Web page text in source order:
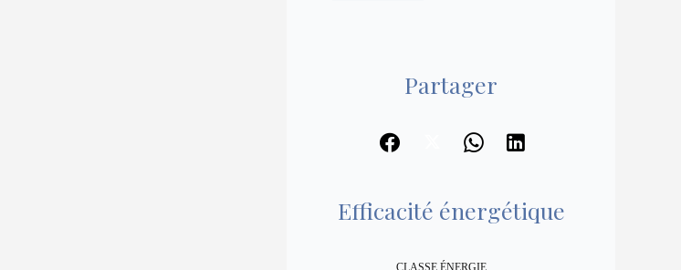
Partager
Efficacité énergétique